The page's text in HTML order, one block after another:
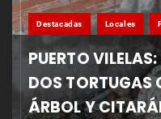
Destacadas Locales
PUERTO
DOS TORTUGAS
ÁRBOL Y